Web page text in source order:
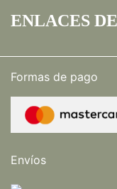
ENLACES
Formas de pago
Envíos